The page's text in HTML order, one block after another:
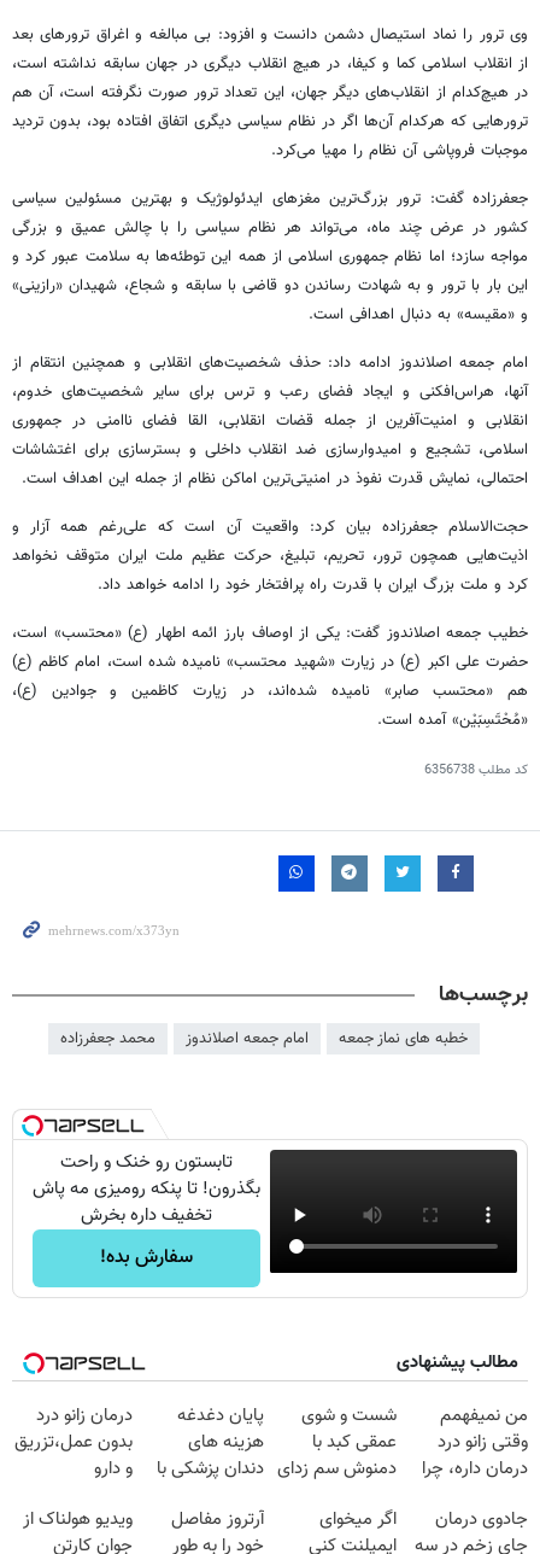
وی ترور را نماد استیصال دشمن دانست و افزود: بی مبالغه و اغراق ترورهای بعد
از انقلاب اسلامی کما وکیفا، در هیچ انقلاب دیگری در جهان سابقه نداشته است،
در هیچ‌کدام از انقلاب‌های دیگر جهان، این تعداد ترور صورت نگرفته است، آن هم
ترورهایی که هرکدام آن‌ها اگر در نظام سیاسی دیگری اتفاق افتاده بود، بدون تردید
موجبات فروپاشی آن نظام را مهیا می‌کرد.
جعفرزاده گفت: ترور بزرگ‌ترین مغزهای ایدئولوژیک و بهترین مسئولین سیاسی
کشور در عرض چند ماه، می‌تواند هر نظام سیاسی را با چالش عمیق و بزرگی
مواجه سازد؛ اما نظام جمهوری اسلامی از همه این توطئه‌ها به سلامت عبور کرد و
این بار با ترور و به شهادت رساندن دو قاضی با سابقه و شجاع، شهیدان «رازینی»
و «مقیسه» به دنبال اهدافی است.
امام جمعه اصلاندوز ادامه داد: حذف شخصیت‌های انقلابی و همچنین انتقام از
آنها، هراس‌افکنی و ایجاد فضای رعب و ترس برای سایر شخصیت‌های خدوم،
انقلابی و امنیت‌آفرین از جمله قضات انقلابی، القا فضای ناامنی در جمهوری
اسلامی، تشجیع و امیدوارسازیضد انقلاب داخلی و بسترسازی برای اغتشاشات
احتمالی، نمایش قدرت نفوذ در امنیتی‌ترین اماکن نظام از جمله این اهداف است.
حجت‌الاسلام جعفرزاده بیان کرد: واقعیت آن است که علی‌رغم همه آزار و
اذیت‌هایی همچون ترور، تحریم، تبلیغ، حرکت عظیم ملت ایران متوقف نخواهد
کرد و ملت بزرگ ایران با قدرت راه پرافتخار خود را ادامه خواهد داد.
خطیب جمعه اصلاندوز گفت: یکی از اوصاف بارز ائمه اطهار (ع)«محتسب» است،
حضرت علی اکبر (ع)در زیارت «شهید محتسب» نامیده شده است، امام کاظم (ع)
هم «محتسب صابر» نامیده شده‌اند، در زیارت کاظمین و جوادین (ع)،
«مُحْتَسِبَیْن» آمده است.
کد مطلب6356738
برچسب‌ها
خطبه های نماز جمعه امام جمعه اصلاندوز محمد جعفرزاده
تابستون رو خنک و راحت
بگذرون! تا پنکه رومیزی مه پاش
تخفیف داره بخرش
سفارش بده!
مطالب پیشنهادی
من نمیفهمم
وقتی زانو درد
درمان داره، چرا
تحمل میکنی؟❗
شست و شوی
عمقی کبد با
دمنوش سم زدای
پایان دغدغه
هزینه های
دندان پزشکی با
خانگی
درمان زانو درد
بدون عمل،تزریق
و دارو
جادوی درمان
جای زخم در سه
اگر میخوای
ایمپلنت کنی
آرتروز مفاصل
خود را به طور
ویدیو هولناک از
جوان کارتن